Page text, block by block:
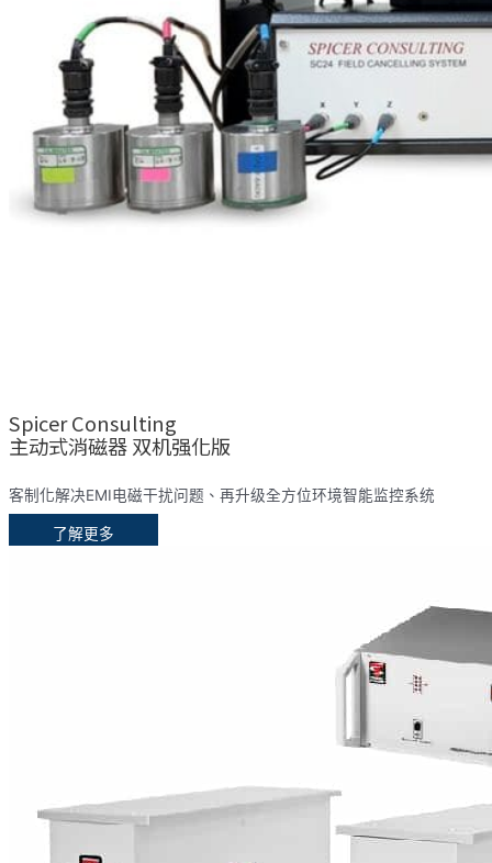
Spicer Consulting
主动式消磁器 双机强化版
客制化解决EMI电磁干扰问题、再升级全方位环境智能监控系统
了解更多